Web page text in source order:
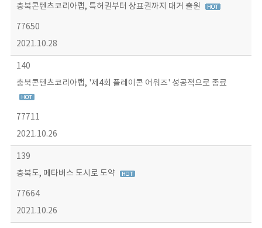
충북콘텐츠코리아랩, 특허권부터 상표권까지 대거 출원
77650
2021.10.28
140
충북콘텐츠코리아랩, '제4회 플레이콘 어워즈' 성공적으로 종료
77711
2021.10.26
139
충북도, 메타버스 도시로 도약
77664
2021.10.26